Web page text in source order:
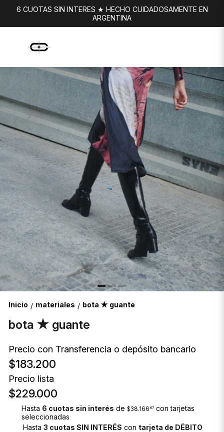
6 CUOTAS SIN INTERES ★ HECHO CUIDADOSAMENTE EN
ARGENTINA
Inicio / materiales / bota ★ guante
bota ★ guante
Precio con Transferencia o depósito bancario
$183.200
Precio lista
$229.000
Hasta 6 cuotas sin interés de $38.166 67con tarjetas
seleccionadas
Hasta 3 cuotas SIN INTERÉS con tarjeta de DÉBITO